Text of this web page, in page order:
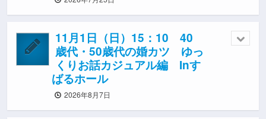
11月1日（日）15：10 40
歳代・50歳代の婚カツ ゆっ
くりお話カジュアル編 Inす
ばるホール
2026年8月7日